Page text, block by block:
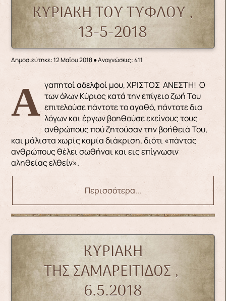
ΚΥΡΙΑΚΗ ΤΟΥ ΤΥΦΛΟΥ ,
13-5-2018
Δημοσιεύτηκε: 12 Μαΐου 2018●Αναγνώσεις: 411
Αγαπητοί αδελφοί μου, ΧΡΙΣΤΟΣ ΑΝΕΣΤΗ! Ο των όλων Κύριος κατά την επίγειο ζωή Του
επιτελούσε πάντοτε το αγαθό, πάντοτε δια
λόγων και έργων βοηθούσε εκείνους τους
ανθρώπους πού ζητούσαν την βοήθειά Του,
και μάλιστα χωρίς καμία διάκριση, διότι «πάντας
ανθρώπους θέλει σωθήναι και εις επίγνωσιν
αληθείας ελθείν».
Περισσότερα...
ΚΥΡΙΑΚΗ
ΤΗΣ ΣΑΜΑΡΕΙΤΙΔΟΣ ,
6.5.2018